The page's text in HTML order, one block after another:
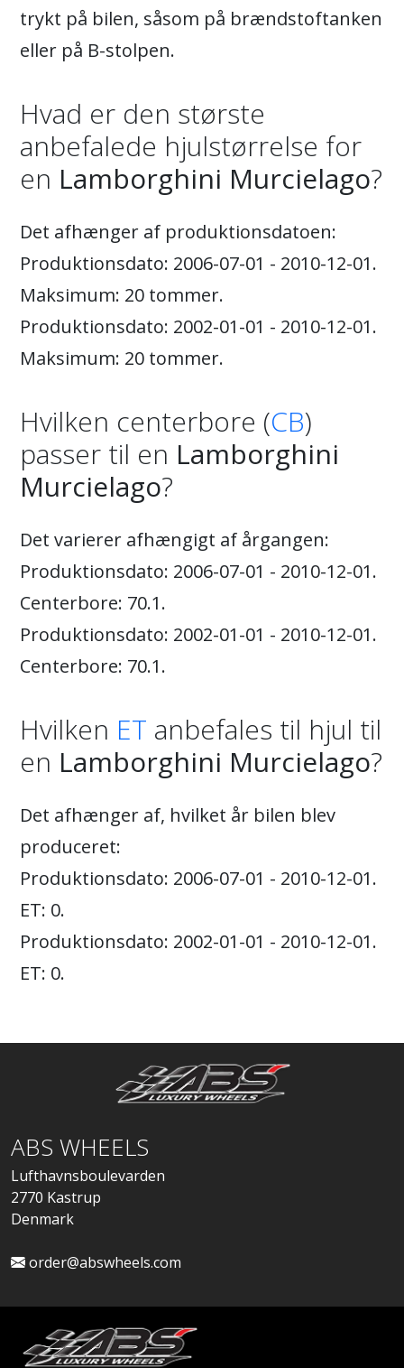
trykt på bilen, såsom på brændstoftanken
eller på B-stolpen.
Hvad er den største
anbefalede hjulstørrelse for
en Lamborghini Murcielago?
Det afhænger af produktionsdatoen:
Produktionsdato: 2006-07-01 - 2010-12-01.
Maksimum: 20 tommer.
Produktionsdato: 2002-01-01 - 2010-12-01.
Maksimum: 20 tommer.
Hvilken centerbore (CB)
passer til en Lamborghini
Murcielago?
Det varierer afhængigt af årgangen:
Produktionsdato: 2006-07-01 - 2010-12-01.
Centerbore: 70.1.
Produktionsdato: 2002-01-01 - 2010-12-01.
Centerbore: 70.1.
Hvilken ET anbefales til hjul til
en Lamborghini Murcielago?
Det afhænger af, hvilket år bilen blev
produceret:
Produktionsdato: 2006-07-01 - 2010-12-01.
ET: 0.
Produktionsdato: 2002-01-01 - 2010-12-01.
ET: 0.
ABS WHEELS
Lufthavnsboulevarden
2770 Kastrup
Denmark
order@abswheels.com